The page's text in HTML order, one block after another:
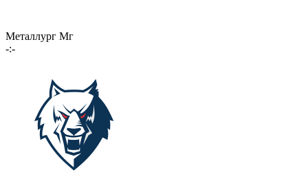
Металлург Мг
-:-